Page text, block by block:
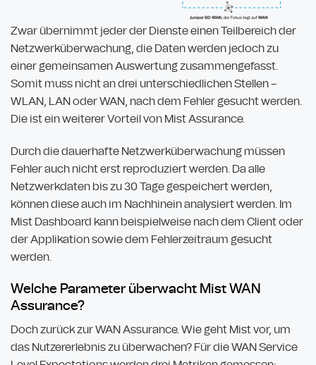
Zwar übernimmt jeder der Dienste einen Teilbereich der
Netzwerküberwachung, die Daten werden jedoch zu
einer gemeinsamen Auswertung zusammengefasst.
Somit muss nicht an drei unterschiedlichen Stellen –
WLAN, LAN oder WAN, nach dem Fehler gesucht werden.
Die ist ein weiterer Vorteil von Mist Assurance.
Durch die dauerhafte Netzwerküberwachung müssen
Fehler auch nicht erst reproduziert werden. Da alle
Netzwerkdaten bis zu 30 Tage gespeichert werden,
können diese auch im Nachhinein analysiert werden. Im
Mist Dashboard kann beispielweise nach dem Client oder
der Applikation sowie dem Fehlerzeitraum gesucht
werden.
Welche Parameter überwacht Mist WAN
Assurance?
Doch zurück zur WAN Assurance. Wie geht Mist vor, um
das Nutzererlebnis zu überwachen? Für die WAN Service